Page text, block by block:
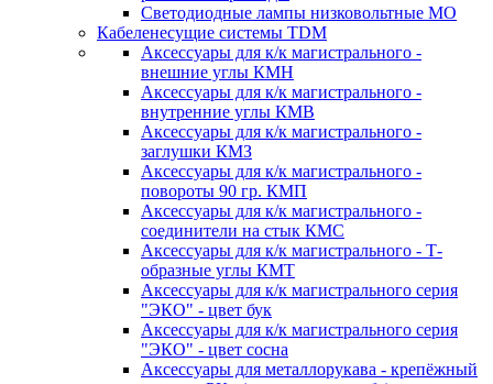
Светодиодные лампы низковольтные МО
Кабеленесущие системы TDM
Аксессуары для к/к магистрального -
внешние углы КМН
Аксессуары для к/к магистрального -
внутренние углы КМВ
Аксессуары для к/к магистрального -
заглушки КМЗ
Аксессуары для к/к магистрального -
повороты 90 гр. КМП
Аксессуары для к/к магистрального -
соединители на стык КМС
Аксессуары для к/к магистрального - Т-
образные углы КМТ
Аксессуары для к/к магистрального серия
"ЭКО" - цвет бук
Аксессуары для к/к магистрального серия
"ЭКО" - цвет сосна
Аксессуары для металлорукава - крепёжный